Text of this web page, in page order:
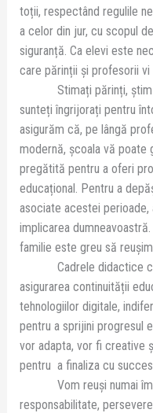
toții, respectând regulile
a celor din jur, cu scopul
siguranță. Ca elevi este
care părinții și profesorii vi
Stimați părinți, știm
sunteți îngrijorați pentru
asigurăm că, pe lângă
modernă, școala vă poate
pregătită pentru a oferi
educațional. Pentru a
asociate acestei
implicarea
familie este greu să
Cadrele didactice
asigurarea continuității
tehnologiilor digitale,
pentru a sprijini progresul
vor adapta, vor fi creative
pentru a finaliza cu succes
Vom reuşi numai
responsabilitate,